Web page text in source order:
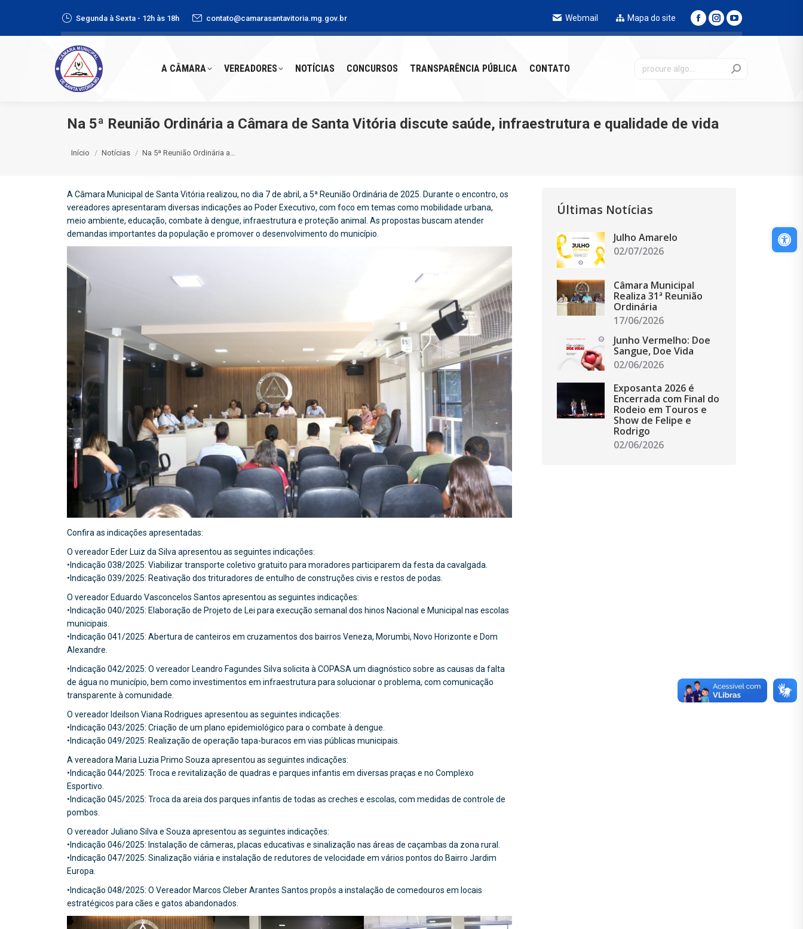
Segunda à Sexta - 12h às 18h contato@camarasantavitoria.mg.gov.br Webmail Mapa do site
A CÂMARA VEREADORES NOTÍCIAS CONCURSOS TRANSPARÊNCIA PÚBLICA CONTATO
Na 5ª Reunião Ordinária a Câmara de Santa Vitória discute saúde, infraestrutura e qualidade de vida
Início Notícias Na 5ª Reunião Ordinária a…
A Câmara Municipal de Santa Vitória realizou, no dia 7 de abril, a 5ª Reunião Ordinária de 2025. Durante o encontro, os
vereadores apresentaram diversas indicações ao Poder Executivo, com foco em temas como mobilidade urbana,
meio ambiente, educação, combate à dengue, infraestrutura e proteção animal. As propostas buscam atender
demandas importantes da população e promover o desenvolvimento do município.
Confira as indicações apresentadas:
O vereador Eder Luiz da Silva apresentou as seguintes indicações:
•Indicação 038/2025: Viabilizar transporte coletivo gratuito para moradores participarem da festa da cavalgada.
•Indicação 039/2025: Reativação dos trituradores de entulho de construções civis e restos de podas.
O vereador Eduardo Vasconcelos Santos apresentou as seguintes indicações:
•Indicação 040/2025: Elaboração de Projeto de Lei para execução semanal dos hinos Nacional e Municipal nas escolas
municipais.
•Indicação 041/2025: Abertura de canteiros em cruzamentos dos bairros Veneza, Morumbi, Novo Horizonte e Dom
Alexandre.
•Indicação 042/2025: O vereador Leandro Fagundes Silva solicita à COPASA um diagnóstico sobre as causas da falta
de água no município, bem como investimentos em infraestrutura para solucionar o problema, com comunicação
transparente à comunidade.
O vereador Ideilson Viana Rodrigues apresentou as seguintes indicações:
•Indicação 043/2025: Criação de um plano epidemiológico para o combate à dengue.
•Indicação 049/2025: Realização de operação tapa-buracos em vias públicas municipais.
A vereadora Maria Luzia Primo Souza apresentou as seguintes indicações:
•Indicação 044/2025: Troca e revitalização de quadras e parques infantis em diversas praças e no Complexo
Esportivo.
•Indicação 045/2025: Troca da areia dos parques infantis de todas as creches e escolas, com medidas de controle de
pombos.
O vereador Juliano Silva e Souza apresentou as seguintes indicações:
•Indicação 046/2025: Instalação de câmeras, placas educativas e sinalização nas áreas de caçambas da zona rural.
•Indicação 047/2025: Sinalização viária e instalação de redutores de velocidade em vários pontos do Bairro Jardim
Europa.
•Indicação 048/2025: O Vereador Marcos Cleber Arantes Santos propôs a instalação de comedouros em locais
estratégicos para cães e gatos abandonados.
Últimas Notícias
Julho Amarelo
02/07/2026
Câmara Municipal
Realiza 31ª Reunião
Ordinária
17/06/2026
Junho Vermelho: Doe
Sangue, Doe Vida
02/06/2026
Exposanta 2026 é
Encerrada com Final do
Rodeio em Touros e
Show de Felipe e
Rodrigo
02/06/2026
A CÂMARA VEREADORES NOTÍCIAS CONCURSOS CONTATO